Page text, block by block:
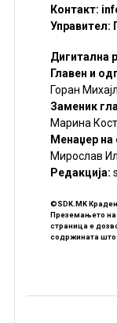
Контакт:
Управител:
Дигитална
Главен и
Горан
Заменик
Марина
Менаџер на
Мирослав
Редакцијa:
©SDK.MK
Преземањето на
страница е
содржината што